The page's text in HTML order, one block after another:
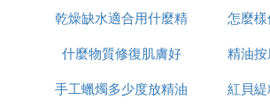
膚美妝品牌。
韓後護膚品很多都被美妝達人推薦
後的明星產品，一直都很受歡迎。
乾燥缺水適合用什麼精
油
怎麼
什麼物質修復肌膚好
精油
手工蠟燭多少度放精油
紅貝